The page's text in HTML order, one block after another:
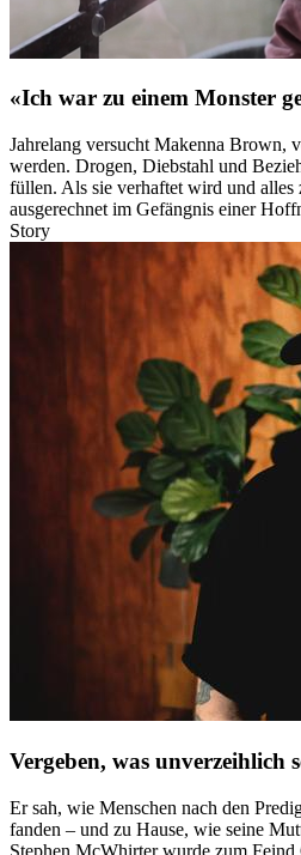
«Ich war zu einem Monster
Jahrelang versucht Makenna Brown,
werden. Drogen, Diebstahl und
füllen. Als sie verhaftet wird und alles
ausgerechnet im Gefängnis einer
Story
Vergeben, was unverzeihlich
Er sah, wie Menschen nach den
fanden – und zu Hause, wie seine
Stephen McWhirter wurde zum Feind